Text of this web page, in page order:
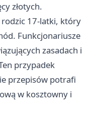
złotych.
rodzic 17-latki, który
Funkcjonariusze
zasadach i
przypadek
przepisów potrafi
w kosztowny i